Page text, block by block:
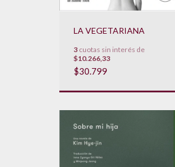
LA VEGETARIANA
3 cuotas sin interés de
$10.266,33
$30.799